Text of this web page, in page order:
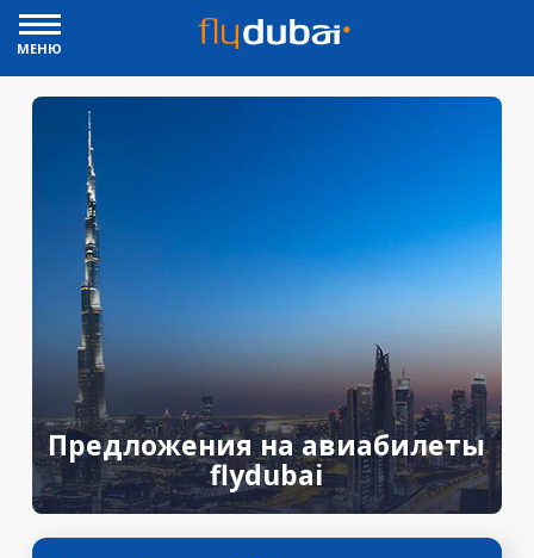
МЕНЮ
Предложения на авиабилеты
flydubai